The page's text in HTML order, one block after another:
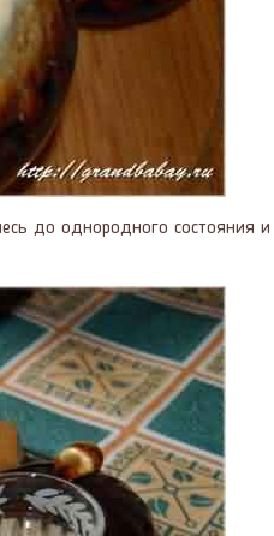
до однородного состояния и